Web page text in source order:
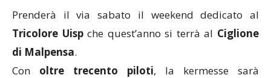
Prenderà il via sabato il weekend dedicato al
Tricolore Uispche quest’anno si terrà al Ciglione
di Malpensa.
Con oltre trecento piloti, la kermesse sarà